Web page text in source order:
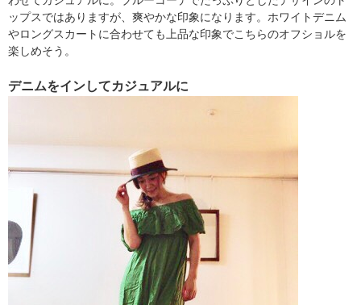
ップスではありますが、爽やかな印象になります。ホワイトデニム
やロングスカートに合わせても上品な印象でこちらのオフショルを
楽しめそう。
デニムをインしてカジュアルに